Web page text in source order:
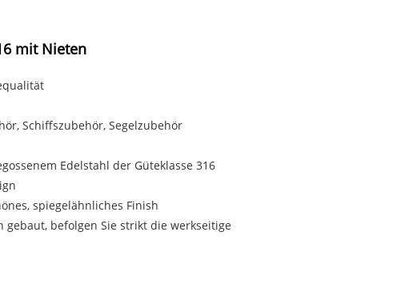
mit Nieten
Schiffszubehör, Segelzubehör
Edelstahl der Güteklasse 316
spiegelähnliches Finish
befolgen Sie strikt die werkseitige